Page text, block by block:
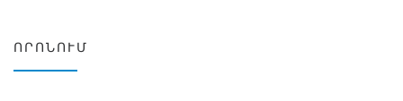
ՈՐՈՆՈՒՄ